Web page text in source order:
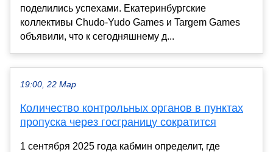
поделились успехами. Екатеринбургские
коллективы Chudo-Yudo Games и Targem Games
объявили, что к сегодняшнему д...
19:00, 22 Мар
Количество контрольных органов в пунктах
пропуска через госграницу сократится
1 сентября 2025 года кабмин определит, где